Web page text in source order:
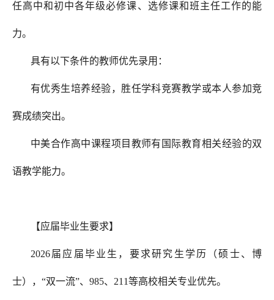
任高中和初中各年级必修课、选修课和班主任工作的能
力。
具有以下条件的教师优先录用：
有优秀生培养经验，胜任学科竞赛教学或本人参加竞
赛成绩突出。
中美合作高中课程项目教师有国际教育相关经验的双
语教学能力。
【应届毕业生要求】
2026届应届毕业生，要求研究生学历（硕士、博
士） ，“双一流”、985、211等高校相关专业优先。